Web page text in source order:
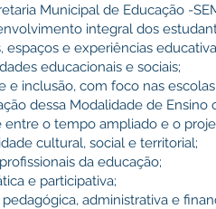
Municipal de Educação -
integral dos
espaços e experiências
educacionais e sociais;
e inclusão, com foco nas
dessa Modalidade de Ensino
entre o tempo ampliado e o
cultural, social e territorial;
da educação;
e participativa;
administrativa e